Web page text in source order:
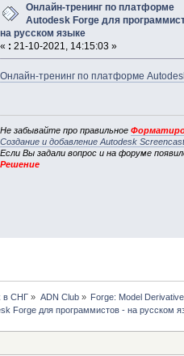
Онлайн-тренинг по платформе
Autodesk Forge для
на русском языке
« : 21-10-2021, 14:15:03 »
Онлайн-тренинг по платформе
Не забывайте про правильное
Создание и добавление Autodesk
Если Вы задали вопрос и на форуме
Решение
в СНГ » ADN Club» Forge: Model
Forge для программистов - на русском